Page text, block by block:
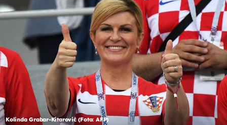
Kolinda Grabar-Kitarović (Foto: AFP)